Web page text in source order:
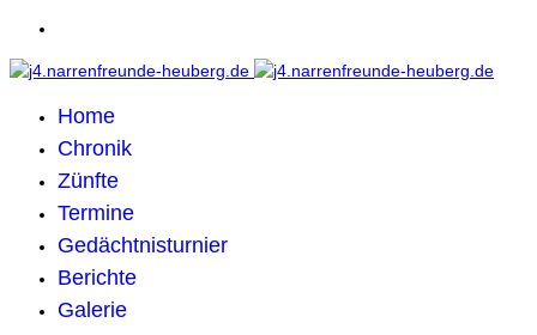
Home
Chronik
Zünfte
Termine
Gedächtnisturnier
Berichte
Galerie